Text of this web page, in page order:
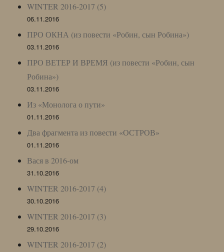
WINTER 2016-2017 (5)
06.11.2016
ПРО ОКНА (из повести «Робин, сын Робина»)
03.11.2016
ПРО ВЕТЕР И ВРЕМЯ (из повести «Робин, сын
Робина»)
03.11.2016
Из «Монолога о пути»
01.11.2016
Два фрагмента из повести «ОСТРОВ»
01.11.2016
Вася в 2016-ом
31.10.2016
WINTER 2016-2017 (4)
30.10.2016
WINTER 2016-2017 (3)
29.10.2016
WINTER 2016-2017 (2)